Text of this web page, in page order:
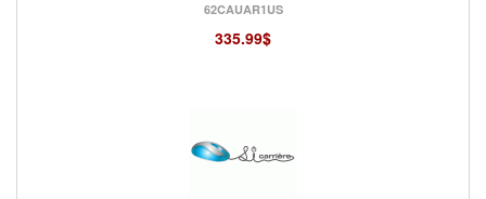
62CAUAR1US
335.99$